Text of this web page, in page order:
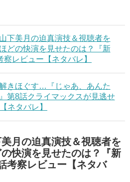
下美月の迫真演技＆視聴者を
どの快演を見せたのは？『新
レビュー【ネタバレ】
きほぐす…『じゃあ、あんた
第8話クライマックスが見逃せ
ネタバレ】
月の迫真演技＆視聴者を
快演を見せたのは？『新
考察レビュー【ネタバ